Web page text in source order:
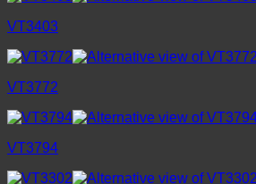
VT3403
VT3772
VT3794